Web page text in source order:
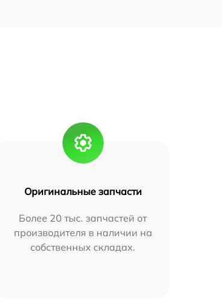
Оригинальные запчасти
Более 20 тыс. запчастей от
производителя в наличии на
собственных складах.